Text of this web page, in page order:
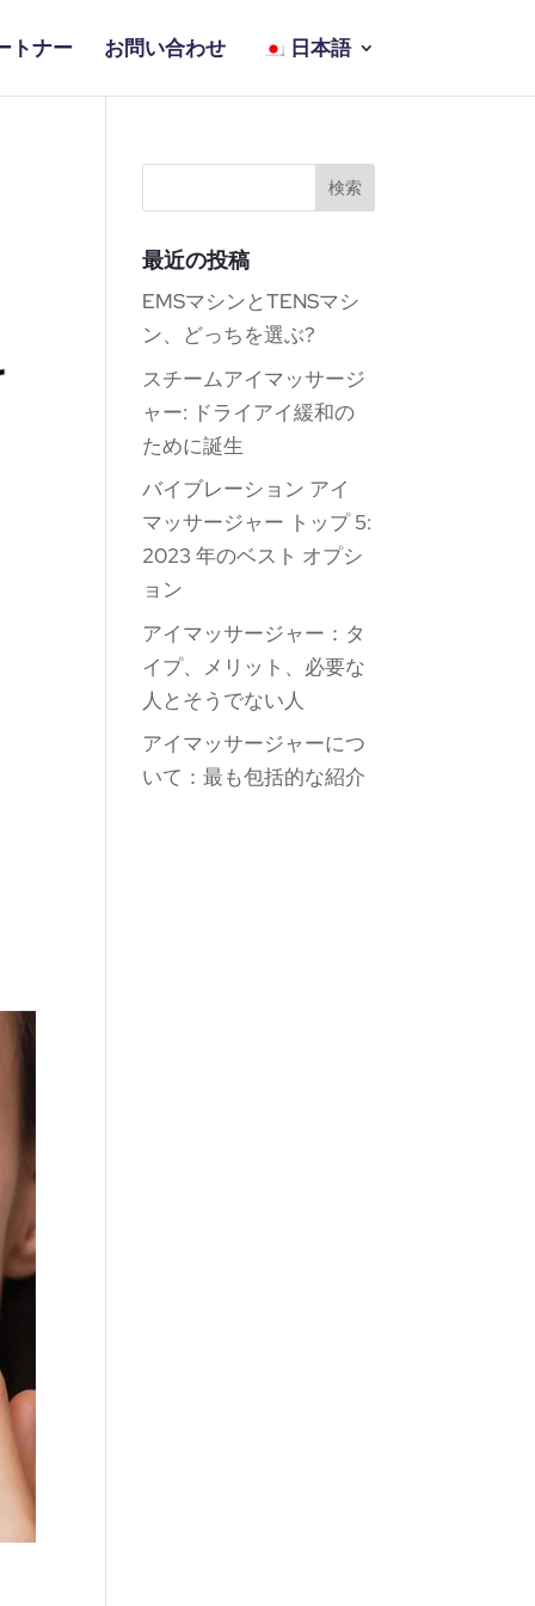
トナー お問い合わせ 日本語
最近の投稿
EMSマシンとTENSマシ
ン、どっちを選ぶ?
スチームアイマッサージ
ャー: ドライアイ緩和の
ために誕生
バイブレーション アイ
マッサージャー トップ 5:
2023 年のベスト オプシ
ョン
アイマッサージャー：タ
イプ、メリット、必要な
人とそうでない人
アイマッサージャーにつ
いて：最も包括的な紹介